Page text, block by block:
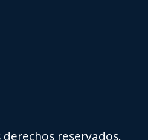
reservados.